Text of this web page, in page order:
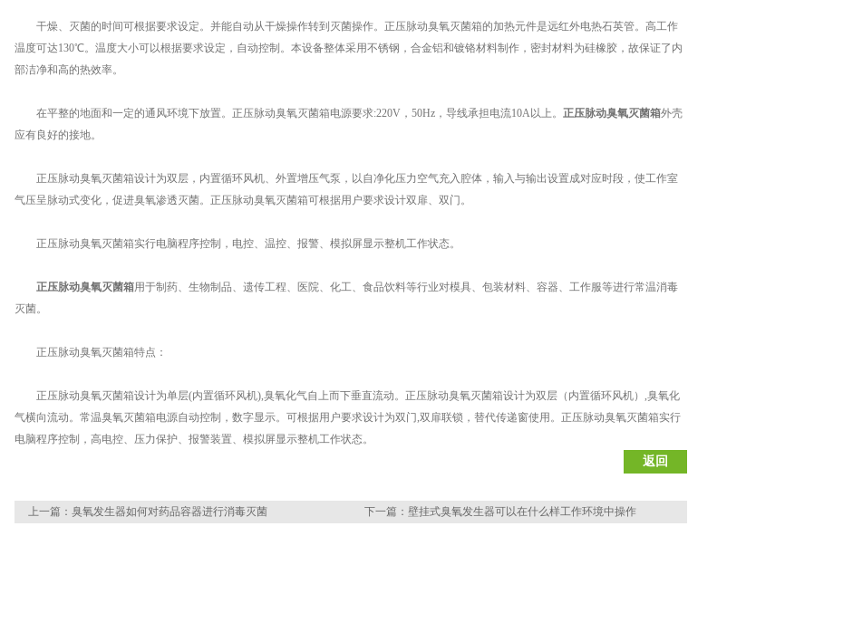
干燥、灭菌的时间可根据要求设定。并能自动从干燥操作转到灭菌操作。正压脉动臭氧灭菌箱的加热元件是远红外电热石英管。高工作
温度可达130℃。温度大小可以根据要求设定，自动控制。本设备整体采用不锈钢，合金铝和镀铬材料制作，密封材料为硅橡胶，故保证了内
部洁净和高的热效率。
在平整的地面和一定的通风环境下放置。正压脉动臭氧灭菌箱电源要求:220V，50Hz，导线承担电流10A以上。 正压脉动臭氧灭菌箱外壳
应有良好的接地。
正压脉动臭氧灭菌箱设计为双层，内置循环风机、外置增压气泵，以自净化压力空气充入腔体，输入与输出设置成对应时段，使工作室
气压呈脉动式变化，促进臭氧渗透灭菌。正压脉动臭氧灭菌箱可根据用户要求设计双扉、双门。
正压脉动臭氧灭菌箱实行电脑程序控制，电控、温控、报警、模拟屏显示整机工作状态。
正压脉动臭氧灭菌箱用于制药、生物制品、遗传工程、医院、化工、食品饮料等行业对模具、包装材料、容器、工作服等进行常温消毒
灭菌。
正压脉动臭氧灭菌箱特点：
正压脉动臭氧灭菌箱设计为单层(内置循环风机),臭氧化气自上而下垂直流动。正压脉动臭氧灭菌箱设计为双层（内置循环风机）,臭氧化
气横向流动。常温臭氧灭菌箱电源自动控制，数字显示。可根据用户要求设计为双门,双扉联锁，替代传递窗使用。正压脉动臭氧灭菌箱实行
电脑程序控制，高电控、压力保护、报警装置、模拟屏显示整机工作状态。
返回
上一篇： 臭氧发生器如何对药品容器进行消毒灭菌 下一篇： 壁挂式臭氧发生器可以在什么样工作环境中操作